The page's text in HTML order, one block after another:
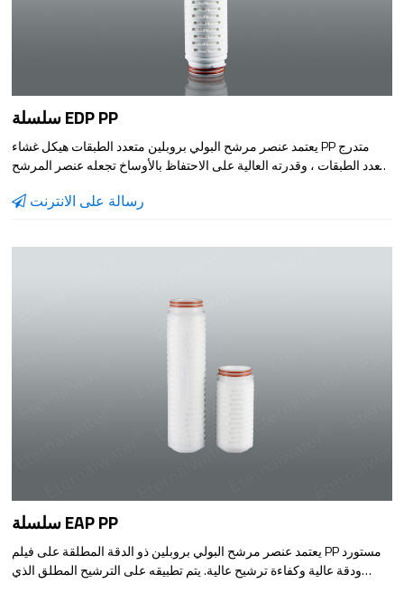
سلسلة EDP PP
يعتمد عنصر مرشح البولي بروبلين متعدد الطبقات هيكل غشاء PP متدرج
متعدد الطبقات ، وقدرته العالية على الاحتفاظ بالأوساخ تجعله عنصر المرشح
رسالة على الانترنت
سلسلة EAP PP
يعتمد عنصر مرشح البولي بروبلين ذو الدقة المطلقة على فيلم PP مستورد
ودقة عالية وكفاءة ترشيح عالية. يتم تطبيقه على الترشيح المطلق الذي